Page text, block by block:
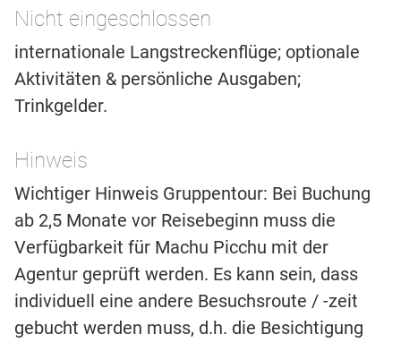
Nicht eingeschlossen
internationale Langstreckenflüge; optionale
Aktivitäten & persönliche Ausgaben;
Trinkgelder.
Hinweis
Wichtiger Hinweis Gruppentour: Bei Buchung
ab 2,5 Monate vor Reisebeginn muss die
Verfügbarkeit für Machu Picchu mit der
Agentur geprüft werden. Es kann sein, dass
individuell eine andere Besuchsroute / -zeit
gebucht werden muss, d.h. die Besichtigung